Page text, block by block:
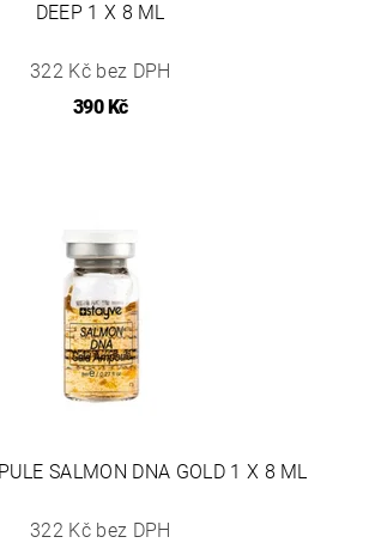
DEEP 1 X 8 ML
322 Kč bez DPH
390 Kč
SALMON DNA GOLD 1 X 8 ML
322 Kč bez DPH